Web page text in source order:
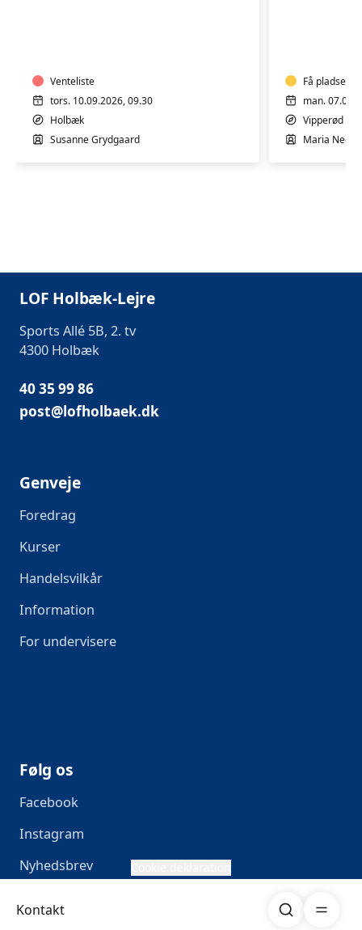
Kontakt Søg
Venteliste
tors. 10.09.2026, 09.30
Holbæk
Susanne Grydgaard
Få pladser
man.
Vipperød
Maria Neess
LOF Holbæk-Lejre
Sports Allé 5B, 2. tv
4300 Holbæk
40 35 99 86
post@lofholbaek.dk
Genveje
Foredrag
Kurser
Handelsvilkår
Information
For undervisere
Følg os
Facebook
Instagram
Nyhedsbrev